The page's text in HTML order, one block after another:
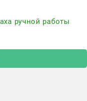
ручной работы